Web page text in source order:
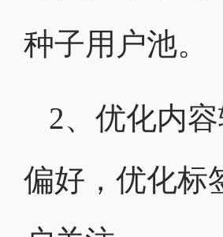
种子用户池。
2、优化内
偏好，优化标